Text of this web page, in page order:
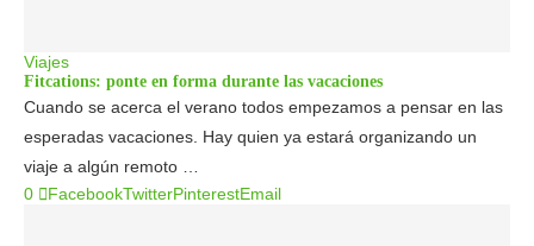
Viajes
Fitcations: ponte en forma durante las vacaciones
Cuando se acerca el verano todos empezamos a pensar en las
esperadas vacaciones. Hay quien ya estará organizando un
viaje a algún remoto …
0
FacebookTwitterPinterestEmail